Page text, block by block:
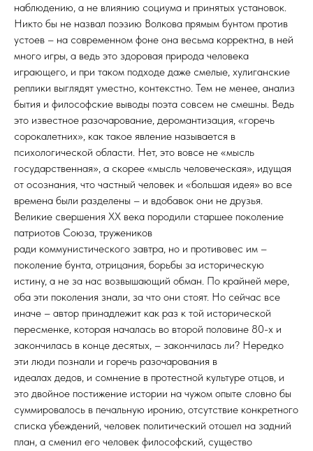
наблюдению, а не влиянию социума и принятых установок.
Никто бы не назвал поэзию Волкова прямым бунтом против
устоев – на современном фоне она весьма корректна, в ней
много игры, а ведь это здоровая природа человека
играющего, и при таком подходе даже смелые, хулиганские
реплики выглядят уместно, контекстно. Тем не менее, анализ
бытия и философские выводы поэта совсем не смешны. Ведь
это известное разочарование, деромантизация, «горечь
сорокалетних», как такое явление называется в
психологической области. Нет, это вовсе не «мысль
государственная», а скорее «мысль человеческая», идущая
от осознания, что частный человек и «большая идея» во все
времена были разделены – и вдобавок они не друзья.
Великие свершения ХХ века породили старшее поколение
патриотов Союза, тружеников
ради коммунистического завтра, но и противовес им –
поколение бунта, отрицания, борьбы за историческую
истину, а не за нас возвышающий обман. По крайней мере,
оба эти поколения знали, за что они стоят. Но сейчас все
иначе – автор принадлежит как раз к той исторической
пересменке, которая началась во второй половине 80-х и
закончилась в конце десятых, – закончилась ли? Нередко
эти люди познали и горечь разочарования в
идеалах дедов, и сомнение в протестной культуре отцов, и
это двойное постижение истории на чужом опыте словно бы
суммировалось в печальную иронию, отсутствие конкретного
списка убеждений, человек политический отошел на задний
план, а сменил его человек философский, существо